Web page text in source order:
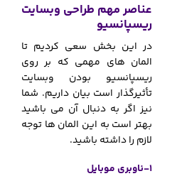
عناصر مهم طراحی وبسایت
ریسپانسیو
در این بخش سعی کردیم تا
المان های مهمی که بر روی
ریسپانسیو بودن وبسایت
تأثیرگذار است بیان داریم. شما
نیز اگر به دنبال آن می باشید
بهتر است به این المان ها توجه
لازم را داشته باشید.
1-ناوبری موبایل